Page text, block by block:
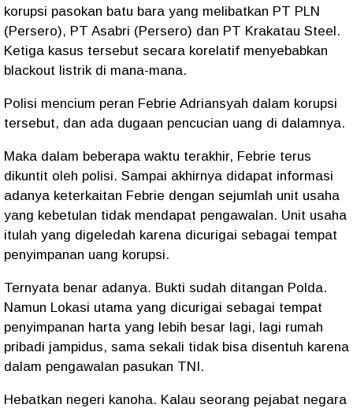
korupsi pasokan batu bara yang melibatkan PT PLN
(Persero), PT Asabri (Persero) dan PT Krakatau Steel.
Ketiga kasus tersebut secara korelatif menyebabkan
blackout listrik di mana-mana.
Polisi mencium peran Febrie Adriansyah dalam korupsi
tersebut, dan ada dugaan pencucian uang di dalamnya.
Maka dalam beberapa waktu terakhir, Febrie terus
dikuntit oleh polisi. Sampai akhirnya didapat informasi
adanya keterkaitan Febrie dengan sejumlah unit usaha
yang kebetulan tidak mendapat pengawalan. Unit usaha
itulah yang digeledah karena dicurigai sebagai tempat
penyimpanan uang korupsi.
Ternyata benar adanya. Bukti sudah ditangan Polda.
Namun Lokasi utama yang dicurigai sebagai tempat
penyimpanan harta yang lebih besar lagi, lagi rumah
pribadi jampidus, sama sekali tidak bisa disentuh karena
dalam pengawalan pasukan TNI.
Hebatkan negeri kanoha. Kalau seorang pejabat negara